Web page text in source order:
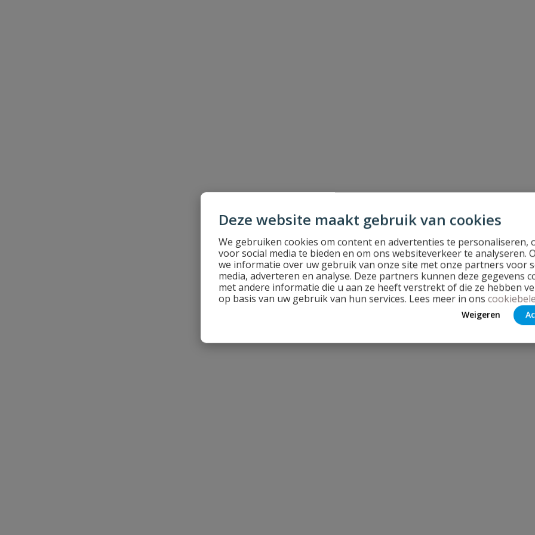
Deze website maakt gebruik van cookies
We gebruiken cookies om content en advertenties te personaliseren,
voor social media te bieden en om ons websiteverkeer te analyseren.
we informatie over uw gebruik van onze site met onze partners voor
media, adverteren en analyse. Deze partners kunnen deze gegevens
met andere informatie die u aan ze heeft verstrekt of die ze hebben
op basis van uw gebruik van hun services. Lees meer in ons
Weigeren